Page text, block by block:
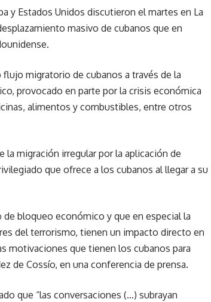
y Estados Unidos discutieron el martes en La
masivo de cubanos que en
migratorio de cubanos a través de la
provocado en parte por la crisis económica
alimentos y combustibles, entre otros
la migración irregular por la aplicación de
que ofrece a los cubanos al llegar a su
bloqueo económico y que en especial la
del terrorismo, tienen un impacto directo en
motivaciones que tienen los cubanos para
de Cossío, en una conferencia de prensa.
que “las conversaciones (…) subrayan